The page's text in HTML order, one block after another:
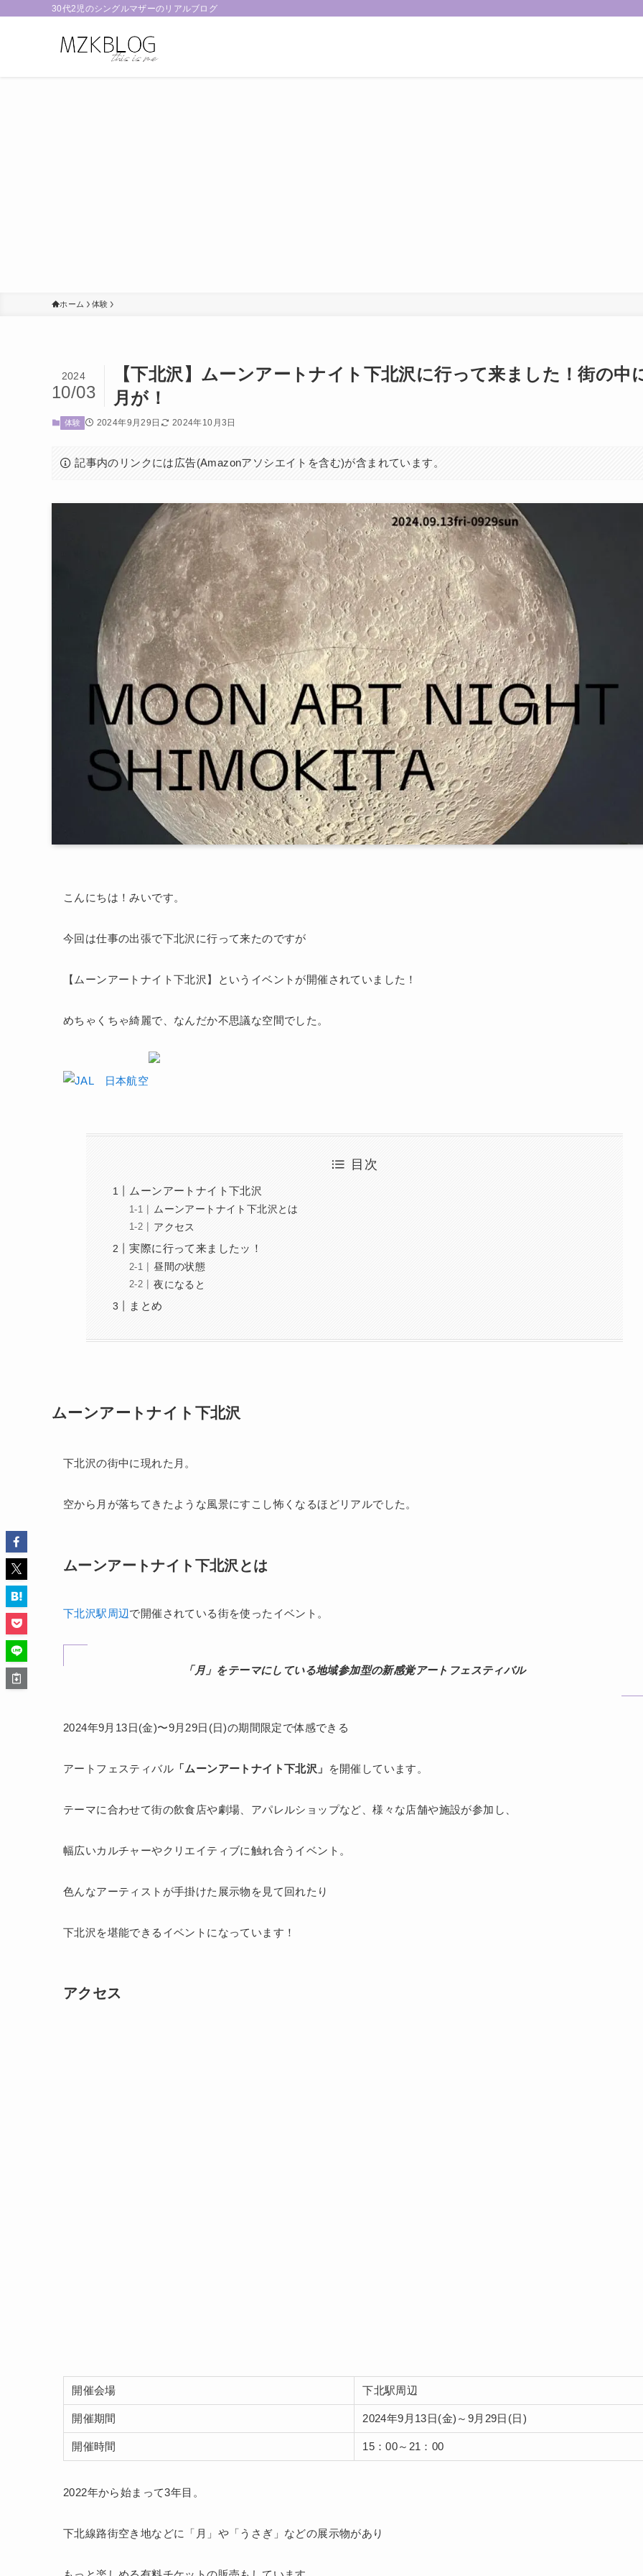
30代2児のシングルマザーのリアルブログ
ホーム 体験
【下北沢】ムーンアートナイト下北沢に行って来ました！街の中
月が！
2024
10/03
体験 2024年9月29日 2024年10月3日
記事内のリンクには広告(Amazonアソシエイトを含む)が含まれています。
こんにちは！みいです。
今回は仕事の出張で下北沢に行って来たのですが
【ムーンアートナイト下北沢】というイベントが開催されていました！
めちゃくちゃ綺麗で、なんだか不思議な空間でした。
目次
ムーンアートナイト下北沢
ムーンアートナイト下北沢とは
アクセス
実際に行って来ましたッ！
昼間の状態
夜になると
まとめ
ムーンアートナイト下北沢
下北沢の街中に現れた月。
空から月が落ちてきたような風景にすこし怖くなるほどリアルでした。
ムーンアートナイト下北沢とは
下北沢駅周辺で開催されている街を使ったイベント。
「月」をテーマにしている地域参加型の新感覚アートフェスティバル
2024年9⽉13⽇(金)〜9月29日(日)の期間限定で体感できる
アートフェスティバル 「ムーンアートナイト下北沢」 を開催しています。
テーマに合わせて街の飲食店や劇場、アパレルショップなど、様々な店舗や施設が参加し、
幅広いカルチャーやクリエイティブに触れ合うイベント。
色んなアーティストが手掛けた展示物を見て回れたり
下北沢を堪能できるイベントになっています！
アクセス
開催会場 下北駅周辺
開催期間 2024年9月13日(金)～9月29日(日)
開催時間 15：00～21：00
2022年から始まって3年目。
下北線路街空き地などに「月」や「うさぎ」などの展示物があり